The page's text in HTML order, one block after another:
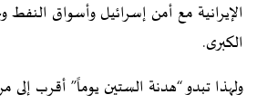
الإيرانية مع أمن إسرائيل وأسواق النفط
الكبرى.
ولهذا تبدو “هدنة الستين يوماً” أقرب إلى